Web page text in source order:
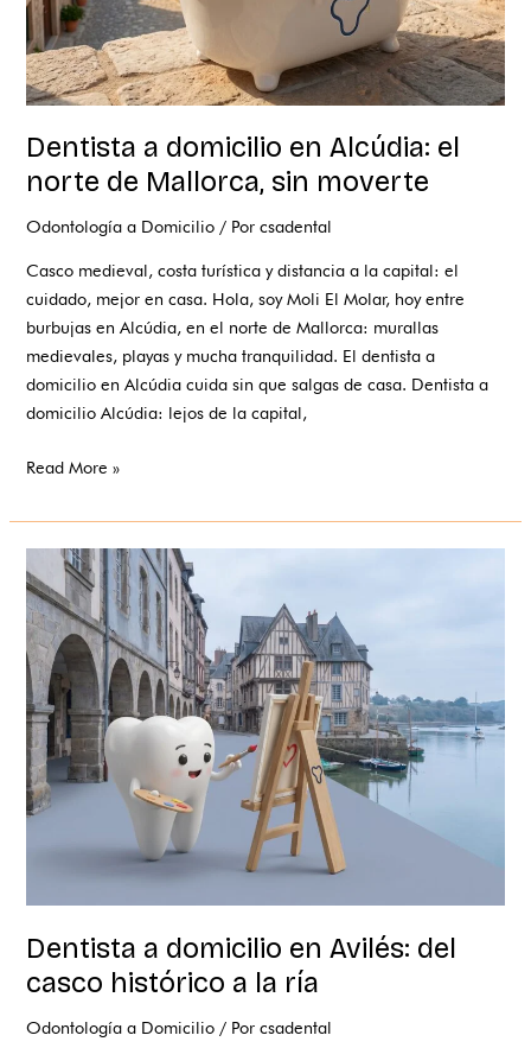
Dentista a domicilio en Alcúdia: el
norte de Mallorca, sin moverte
Odontología a Domicilio / Porcsadental
Casco medieval, costa turística y distancia a la capital: el
cuidado, mejor en casa. Hola, soy Moli El Molar, hoy entre
burbujas en Alcúdia, en el norte de Mallorca: murallas
medievales, playas y mucha tranquilidad. El dentista a
domicilio en Alcúdia cuida sin que salgas de casa. Dentista a
domicilio Alcúdia: lejos de la capital,
sin
moverte
Read More »
Dentista a domicilio en Avilés: del
casco histórico a la ría
Odontología a Domicilio / Porcsadental
Dentista
a
domicilio
en
Avilés:
del
casco
histórico
a
la